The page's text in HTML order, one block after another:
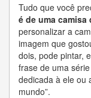
Tudo que você
é de uma
personalizar a
imagem que
dois, pode pintar,
frase de uma
dedicada à ele ou
mundo”.